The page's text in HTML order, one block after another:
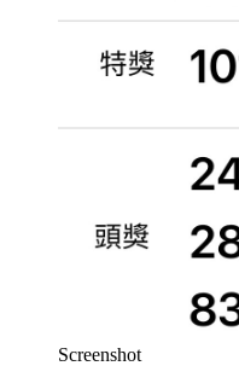
Screenshot